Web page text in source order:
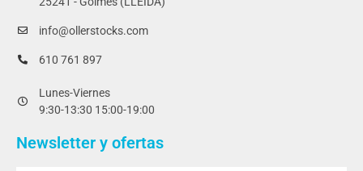
info@ollerstocks.com
610 761 897
Lunes-Viernes
9:30-13:30 15:00-19:00
Newsletter y ofertas